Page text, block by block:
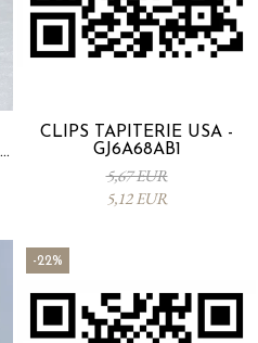
CLIPS TAPITERIE USA -
GJ6A68AB1
5,67 EUR
5,12 EUR
-22%